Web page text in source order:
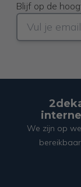
Blijf op de
We zijn op